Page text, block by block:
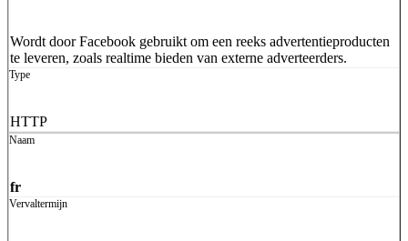
Wordt door Facebook gebruikt om een reeks advertentieproducten
te leveren, zoals realtime bieden van externe adverteerders.
HTTP
fr